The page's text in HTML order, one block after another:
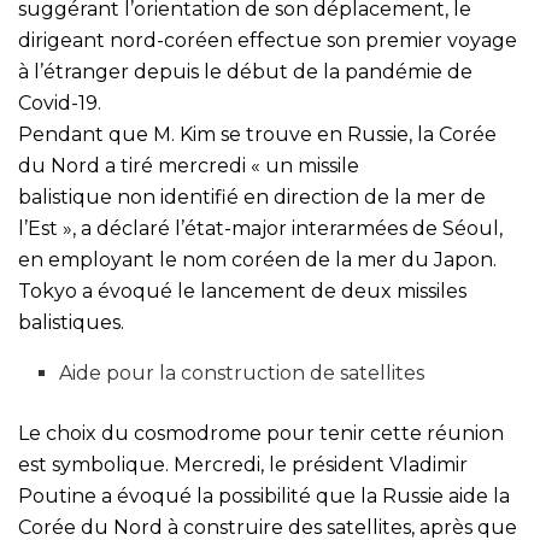
suggérant l’orientation de son déplacement, le
dirigeant nord-coréen effectue son premier voyage
à l’étranger depuis le début de la pandémie de
Covid-19.
Pendant que M. Kim se trouve en Russie, la Corée
du Nord a tiré mercredi « un missile
balistique non identifié en direction de la mer de
l’Est », a déclaré l’état-major interarmées de Séoul,
en employant le nom coréen de la mer du Japon.
Tokyo a évoqué le lancement de deux missiles
balistiques.
Aide pour la construction de satellites
Le choix du cosmodrome pour tenir cette réunion
est symbolique. Mercredi, le président Vladimir
Poutine a évoqué la possibilité que la Russie aide la
Corée du Nord à construire des satellites, après que